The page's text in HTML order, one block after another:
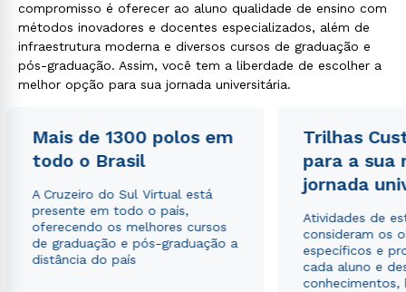
compromisso é oferecer ao aluno qualidade de ensino com
métodos inovadores e docentes especializados, além de
infraestrutura moderna e diversos cursos de graduação e
pós-graduação. Assim, você tem a liberdade de escolher a
melhor opção para sua jornada universitária.
Mais de 1300 polos em
todo o Brasil
A Cruzeiro do Sul Virtual está
presente em todo o país,
oferecendo os melhores cursos
de graduação e pós-graduação a
distância do país
Trilhas
para a sua
jornada
Atividades de
consideram os
específicos e
cada aluno e
conhecimentos,